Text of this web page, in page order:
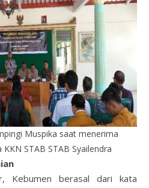
Muspika saat menerima
STAB STAB Syailendra
Kebumen berasal dari kata